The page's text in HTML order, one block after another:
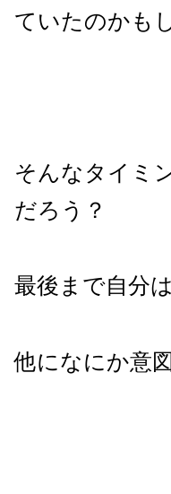
ていたのかも
そんなタイミ
だろう？
最後まで自分
他になにか意